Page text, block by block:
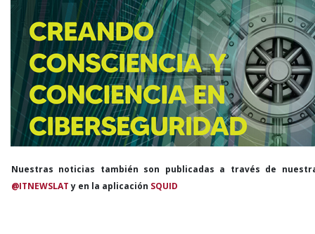
Nuestras noticias también son publicadas a través de
@ITNEWSLATy en la aplicación SQUID